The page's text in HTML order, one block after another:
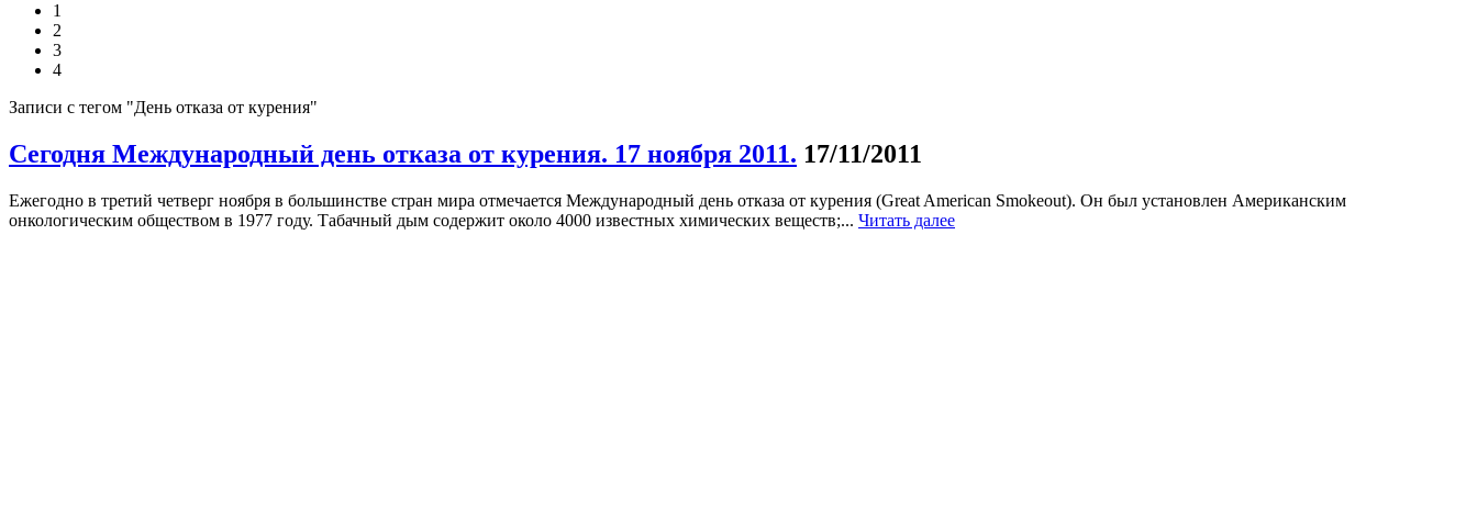
1
2
3
4
Записи с тегом "День отказа от курения"
Сегодня Международный день отказа от курения. 17 ноября 2011. 17/11/2011
Ежегодно в третий четверг ноября в большинстве стран мира отмечается Международный день отказа от курения (Great American Smokeout). Он был установлен Американским
онкологическим обществом в 1977 году. Табачный дым содержит около 4000 известных химических веществ;... Читать далее